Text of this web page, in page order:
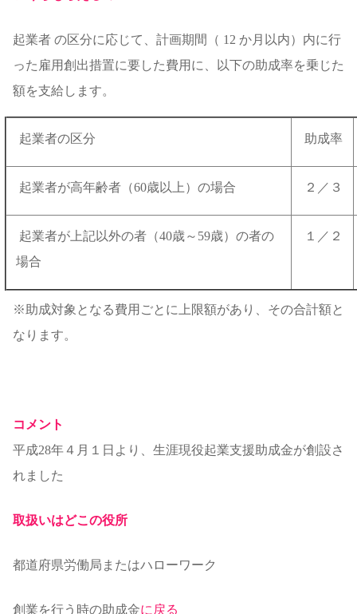
起業者 の区分に応じて、計画期間（ 12 か月以内）内に行
った雇用創出措置に要した費用に、以下の助成率を乗じた
額を支給します。
起業者の区分 助成率
起業者が高年齢者（60歳以上）の場合 ２／３
起業者が上記以外の者（40歳～59歳）の者の
場合
１／２
※助成対象となる費用ごとに上限額があり、その合計額と
なります。
コメント
平成28年４月１日より、生涯現役起業支援助成金が創設さ
れました
取扱いはどこの役所
都道府県労働局またはハローワーク
創業を行う時の助成金に戻る